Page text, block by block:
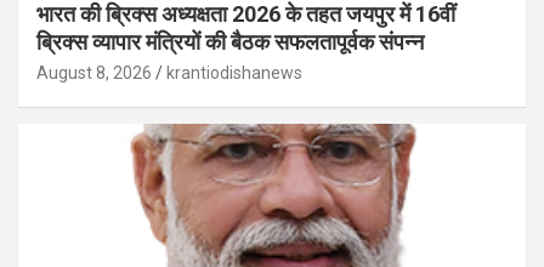
भारत की ब्रिक्‍स अध्यक्षता 2026 के तहत जयपुर में 16वीं
ब्रिक्‍स व्यापार मंत्रियों की बैठक सफलतापूर्वक संपन्न
August 8, 2026 krantiodishanews